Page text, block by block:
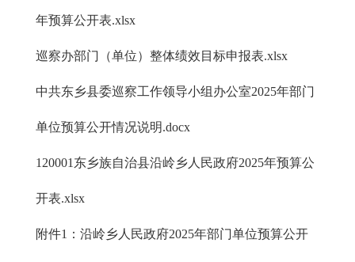
年预算公开表.xlsx
巡察办部门（单位）整体绩效目标申报表.xlsx
中共东乡县委巡察工作领导小组办公室2025年部门
单位预算公开情况说明.docx
120001东乡族自治县沿岭乡人民政府2025年预算公
开表.xlsx
附件1：沿岭乡人民政府2025年部门单位预算公开